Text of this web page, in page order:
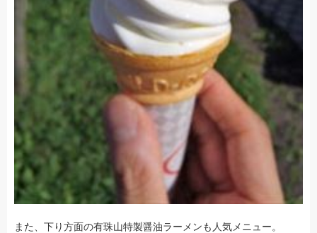
また、下り方面の有珠山特製醤油ラーメンも人気メニュー。